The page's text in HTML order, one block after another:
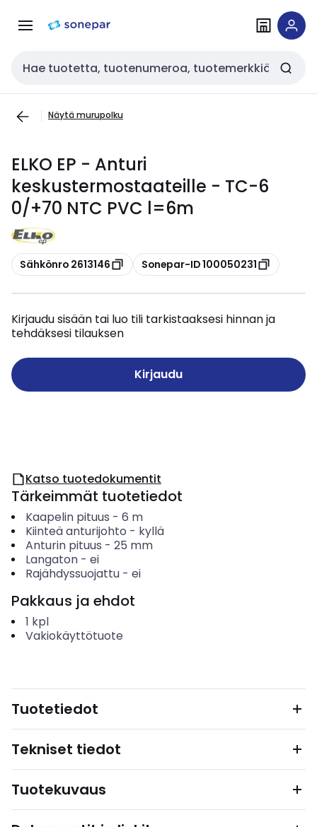
navigointiinsisältöön
Haku
Näytä murupolku
ELKO EP - Anturi
keskustermostaateille - TC-6
0/+70 NTC PVC l=6m
Kopioi
Sähkönro 2613146 Kopioi
Sonepar-ID 100050231
Kirjaudu sisään tai luo tili tarkistaaksesi hinnan ja
tehdäksesi tilauksen
Kirjaudu
Katso tuotedokumentit
Tärkeimmät tuotetiedot
Kaapelin pituus - 6 m
Kiinteä anturijohto - kyllä
Anturin pituus - 25 mm
Langaton- ei
Rajähdyssuojattu- ei
Pakkaus ja ehdot
1 kpl
Vakiokäyttötuote
Tuotetiedot
Tekniset tiedot
Tuotekuvaus